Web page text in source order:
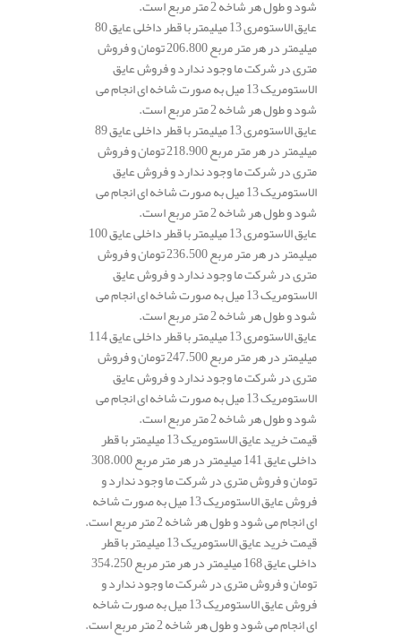
شود و طول هر شاخه 2 متر مربع است.
عایق الاستومری 13 میلیمتر با قطر داخلی عایق 80
میلیمتر در هر متر مربع 206.800 تومان و فروش
متری در شرکت ما وجود ندارد و فروش عایق
الاستومریک 13 میل به صورت شاخه ای انجام می
شود و طول هر شاخه 2 متر مربع است.
عایق الاستومری 13 میلیمتر با قطر داخلی عایق 89
میلیمتر در هر متر مربع 218.900 تومان و فروش
متری در شرکت ما وجود ندارد و فروش عایق
الاستومریک 13 میل به صورت شاخه ای انجام می
شود و طول هر شاخه 2 متر مربع است.
عایق الاستومری 13 میلیمتر با قطر داخلی عایق 100
میلیمتر در هر متر مربع 236.500 تومان و فروش
متری در شرکت ما وجود ندارد و فروش عایق
الاستومریک 13 میل به صورت شاخه ای انجام می
شود و طول هر شاخه 2 متر مربع است.
عایق الاستومری 13 میلیمتر با قطر داخلی عایق 114
میلیمتر در هر متر مربع 247.500 تومان و فروش
متری در شرکت ما وجود ندارد و فروش عایق
الاستومریک 13 میل به صورت شاخه ای انجام می
شود و طول هر شاخه 2 متر مربع است.
قیمت خرید عایق الاستومریک 13 میلیمتر با قطر
داخلی عایق 141 میلیمتر در هر متر مربع 308.000
تومان و فروش متری در شرکت ما وجود ندارد و
فروش عایق الاستومریک 13 میل به صورت شاخه
ای انجام می شود و طول هر شاخه 2 متر مربع است.
قیمت خرید عایق الاستومریک 13 میلیمتر با قطر
داخلی عایق 168 میلیمتر در هر متر مربع 354.250
تومان و فروش متری در شرکت ما وجود ندارد و
فروش عایق الاستومریک 13 میل به صورت شاخه
ای انجام می شود و طول هر شاخه 2 متر مربع است.